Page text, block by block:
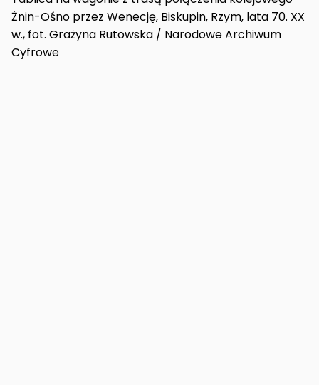
Żnin-Ośno przez Wenecję, Biskupin, Rzym, lata 70. XX
w., fot. Grażyna Rutowska / Narodowe Archiwum
Cyfrowe